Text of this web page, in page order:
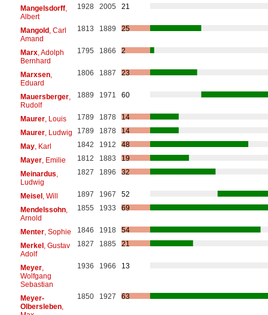
Mangelsdorff,
Albert
1928 2005 21
Mangold, Carl
Amand
1813 1889 25
Marx, Adolph
Bernhard
1795 1866 2
Marxsen,
Eduard
1806 1887 23
Mauersberger,
Rudolf
1889 1971 60
Maurer, Louis 1789 1878
14
Maurer, Ludwig 1789 1878
14
May, Karl 1842 1912
48
Mayer, Emilie 1812 1883
19
Meinardus,
Ludwig
1827 1896 32
Meisel, Will 1897 1967
52
Mendelssohn,
Arnold
1855 1933 69
Menter, Sophie 1846 1918
54
Merkel, Gustav
Adolf
1827 1885 21
Meyer,
Wolfgang
Sebastian
1936 1966 13
Meyer-
Olbersleben,
1850 1927 63